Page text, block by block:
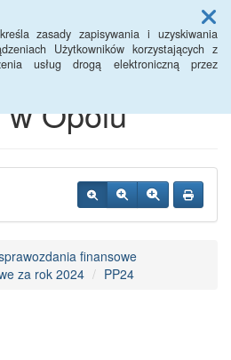
zasady zapisywania i uzyskiwania
Użytkowników korzystających z
usług drogą elektroniczną przez
Menu
Opolu
finansowe
za rok 2024
PP24